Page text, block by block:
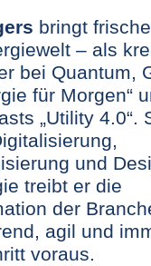
bringt
– als
bei Quantum,
für Morgen“
„Utility 4.0“.
und
treibt er die
der
agil und
voraus.